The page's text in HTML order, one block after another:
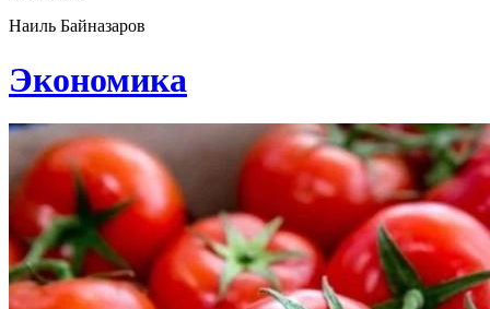
Наиль Байназаров
Экономика